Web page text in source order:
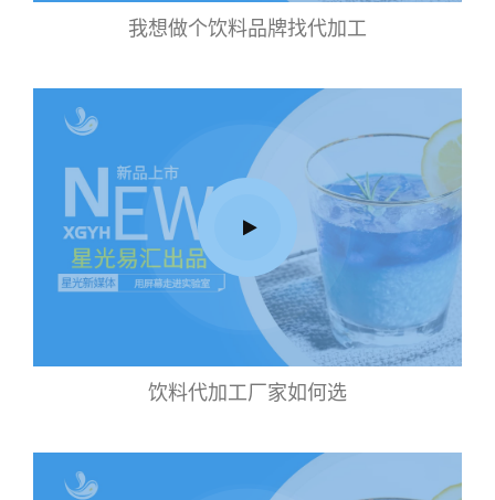
我想做个饮料品牌找代加工
饮料代加工厂家如何选